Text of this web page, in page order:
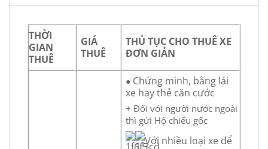
THỜI
GIAN
THUÊ
GIÁ
THUÊ
THỦ TỤC CHO THUÊ XE
ĐƠN GIẢN
● Chứng minh, bằng lái
xe hay thẻ căn cước
+ Đối với người nước ngoài
thì gửi Hộ chiếu gốc
Với nhiều loại xe để